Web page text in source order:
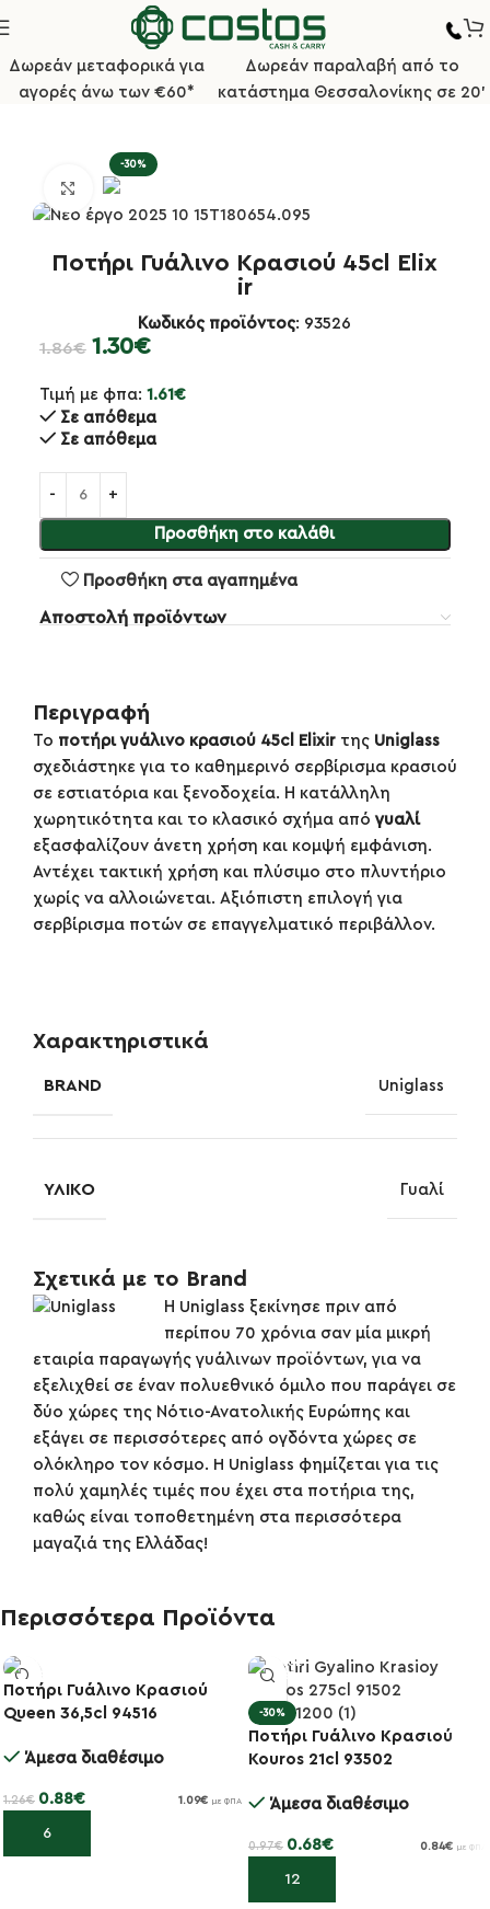
Δωρεάν μεταφορικά για
αγορές άνω των €60*
Δωρεάν παραλαβή από το
κατάστημα Θεσσαλονίκης σε 20'
Αρχική σελίδα Επαγγελματικά Ποτήρια Ποτήρια Κρασιού
-30%
Κλικ για μεγέθυνση
Ποτήρι Γυάλινο Κρασιού 45cl Elix
ir
Κωδικός προϊόντος: 93526
1.86€ 1.30€
Τιμή με φπα: 1.61 €
Σε απόθεμα
Σε απόθεμα
Προσθήκη στο καλάθι
Προσθήκη στα αγαπημένα
Αποστολή προϊόντων
Περιγραφή
Το ποτήρι γυάλινο κρασιού 45cl Elixir της Uniglass
σχεδιάστηκε για το καθημερινό σερβίρισμα κρασιού
σε εστιατόρια και ξενοδοχεία. Η κατάλληλη
χωρητικότητα και το κλασικό σχήμα από γυαλί
εξασφαλίζουν άνετη χρήση και κομψή εμφάνιση.
Αντέχει τακτική χρήση και πλύσιμο στο πλυντήριο
χωρίς να αλλοιώνεται. Αξιόπιστη επιλογή για
σερβίρισμα ποτών σε επαγγελματικό περιβάλλον.
Χαρακτηριστικά
BRAND Uniglass
ΥΛΙΚΌ Γυαλί
Σχετικά με το Brand
Η Uniglass ξεκίνησε πριν από
περίπου 70 χρόνια σαν μία μικρή
εταιρία παραγωγής γυάλινων προϊόντων, για να
εξελιχθεί σε έναν πολυεθνικό όμιλο που παράγει σε
δύο χώρες της Νότιο-Ανατολικής Ευρώπης και
εξάγει σε περισσότερες από ογδόντα χώρες σε
ολόκληρο τον κόσμο. H Uniglass φημίζεται για τις
πολύ χαμηλές τιμές που έχει στα ποτήρια της,
καθώς είναι τοποθετημένη στα περισσότερα
μαγαζιά της Ελλάδας!
Περισσότερα Προϊόντα
Ποτήρι Γυάλινο Κρασιού
Queen 36,5cl 94516
Άμεσα διαθέσιμο
1.26€ 0.88€ 1.09€ με ΦΠΑ
Προσθήκη στο καλάθι
-30%
Ποτήρι Γυάλινο Κρασιού
Kouros 21cl 93502
Άμεσα διαθέσιμο
0.97€ 0.68€ 0.84€ με ΦΠΑ
Προσθήκη στο καλάθι